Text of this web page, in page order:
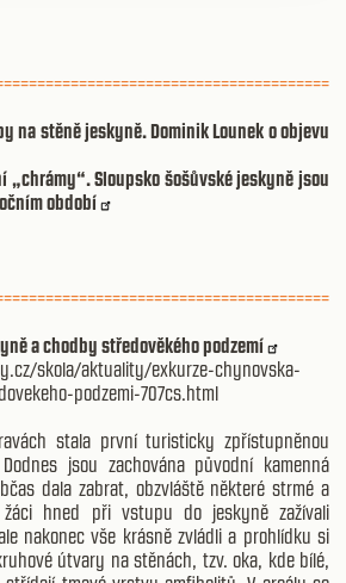
na stěně jeskyně. Dominik Lounek o objevu
„chrámy“. Sloupsko šošůvské jeskyně jsou
období
a chodby středověkého podzemí
skola/aktuality/exkurze-chynovska-
podzemi-707cs.html
stala první turisticky zpřístupněnou
jsou zachována původní kamenná
dala zabrat, obzvláště některé strmé a
žáci hned při vstupu do jeskyně zažívali
nakonec vše krásně zvládli a prohlídku si
útvary na stěnách, tzv. oka, kde bílé,